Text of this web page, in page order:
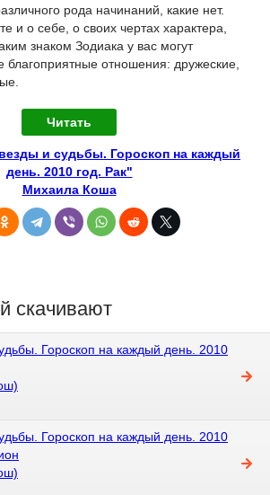
рода начинаний, какие нет.
и о себе, о своих чертах характера,
знаком Зодиака у вас могут
благоприятные отношения: дружеские,
Читать
и судьбы. Гороскоп на каждый
день. 2010 год. Рак"
Михаила Коша
скачивают
Гороскоп на каждый день. 2010
Гороскоп на каждый день. 2010